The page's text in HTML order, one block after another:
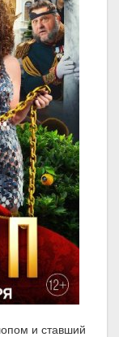
и ставший